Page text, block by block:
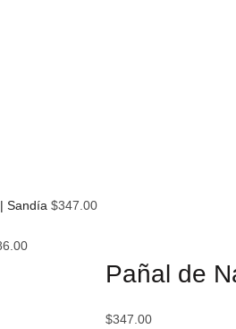
Sandía $347.00
Pañal de
$347.00